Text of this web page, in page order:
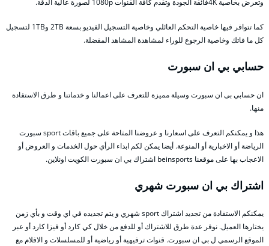
كما تتوافر فيها خاصية التحكم العائلي وخاصية التسجيل الفيديو بسعة 2TB و1TB لتسجيل
كل ما فاتك وخاصية الرجوع للوراء لمشاهدة المشاهد المفضلة.
حسابي بي ان سبورت
ان حسابي بى ان سبورت وسيلة مميزة للتعرف على اعمالنا و خدماتنا و طرق الاستفادة
منها.
هذا و يمكنكم التعرف على اسعارنا و عروضنا المتاحة على جميع باقات sport سبورت
الرياضة أو الاخبارية أو المنوعة. أيضا يمكن لكم ابداء الرأي حول الخدمات و العروض أو
الاعجاب بها على موقعنا beinsports اشتراك بي ان سبورت الكويت اونلاين.
اشتراك بي ان سبورت شهري
يمكنكم الاستفادة من تجديد اشتراك sport شهري و يتم تجديده في اي وقت و بأي زمن
يختارها العميل. نوفر عدة طرق للاشتراك أو للدفع من خلال كي كارد أو فيزا كارد أو عبر
الموقع الرسمي ل بي ان سبورت. قنوات ترفيهية أو رياضية أو للمسلسلات و الافلام مع